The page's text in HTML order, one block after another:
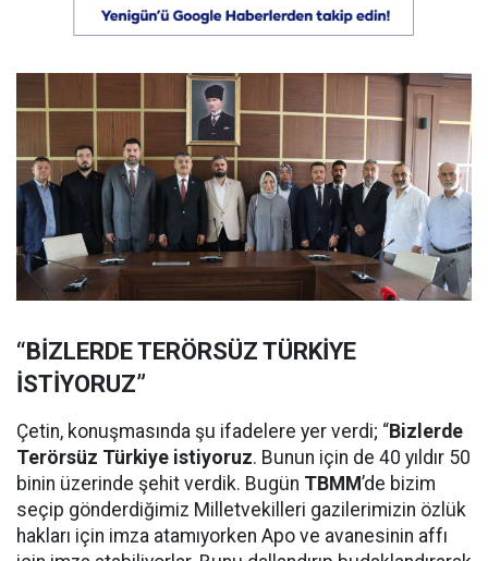
“BİZLERDE TERÖRSÜZ TÜRKİYE
İSTİYORUZ”
Çetin, konuşmasında şu ifadelere yer verdi; “Bizlerde
Terörsüz Türkiye istiyoruz. Bunun için de 40 yıldır 50
binin üzerinde şehit verdik. Bugün TBMM’de bizim
seçip gönderdiğimiz Milletvekilleri gazilerimizin özlük
hakları için imza atamıyorken Apo ve avanesinin affı